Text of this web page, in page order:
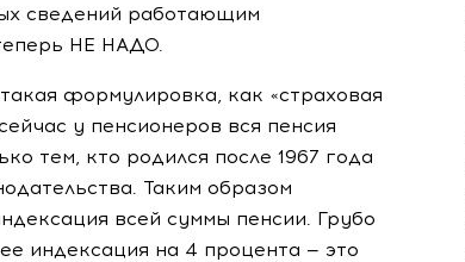
сведений работающим
НЕ НАДО.
формулировка, как «страховая
у пенсионеров вся пенсия
тем, кто родился после 1967 года
Таким образом
всей суммы пенсии. Грубо
индексация на 4 процента — это